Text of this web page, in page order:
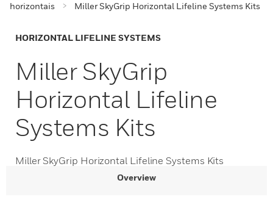
horizontais
Miller SkyGrip Horizontal Lifeline Systems Kits
HORIZONTAL LIFELINE SYSTEMS
Miller SkyGrip
Horizontal Lifeline
Systems Kits
Miller SkyGrip Horizontal Lifeline Systems Kits
Overview